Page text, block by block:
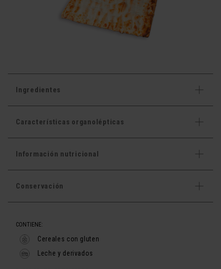
Ingredientes
Características organolépticas
Información nutricional
Conservación
CONTIENE:
Cereales con gluten
Leche y derivados